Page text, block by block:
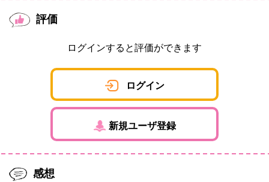
評価
ログインすると評価ができます
ログイン
新規ユーザ登録
感想